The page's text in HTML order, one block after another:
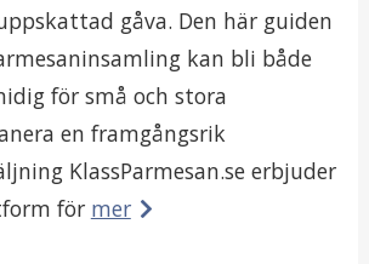
gåva. Den här guiden
kan bli både
för små och stora
en framgångsrik
KlassParmesan.se erbjuder
för mer